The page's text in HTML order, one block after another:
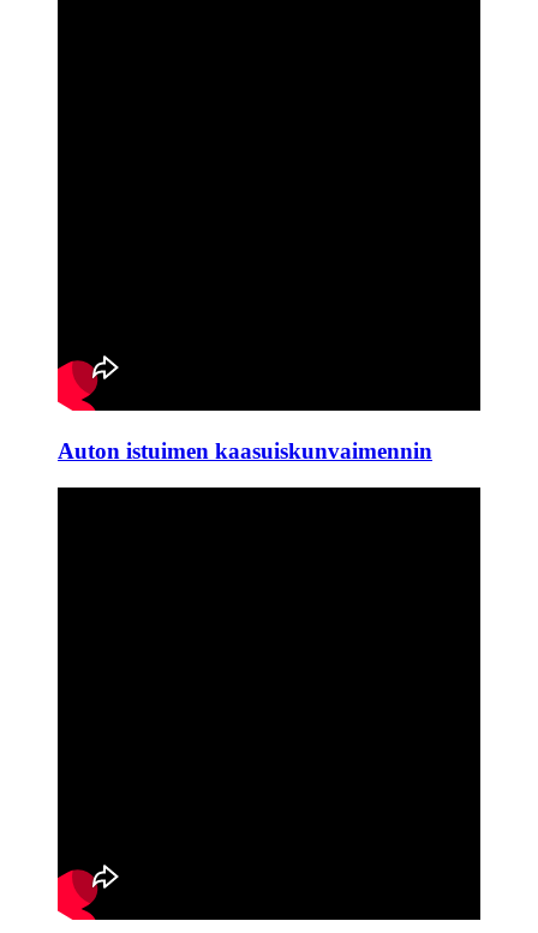
Auton istuimen kaasuiskunvaimennin